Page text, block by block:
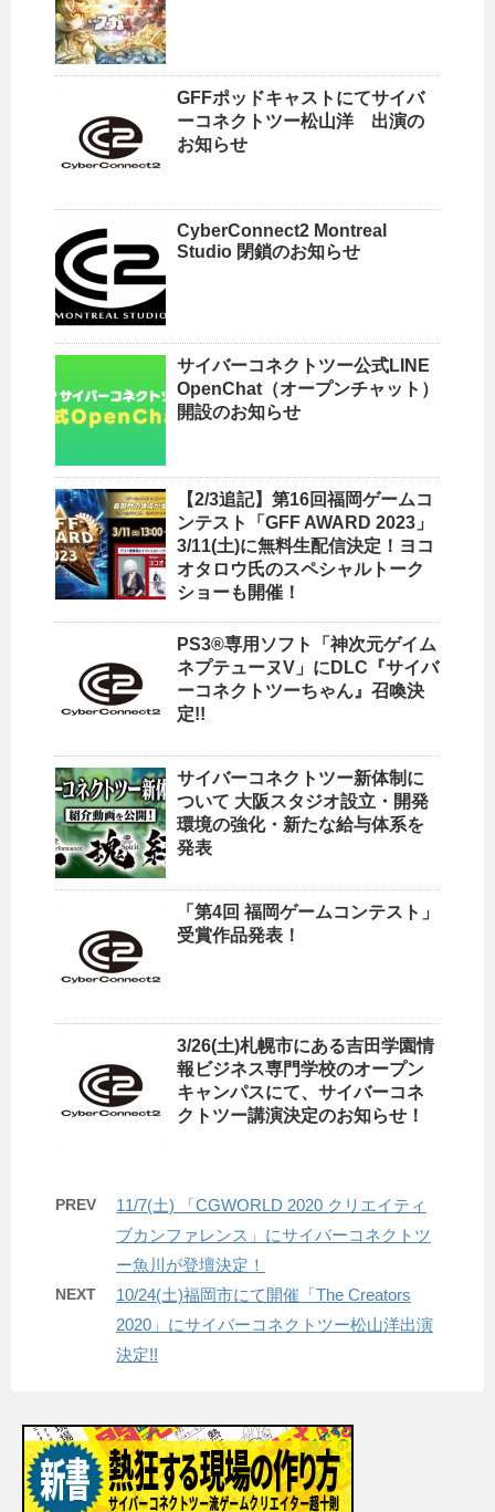
GFFポッドキャストにてサイバ
ーコネクトツー松山洋 出演の
お知らせ
CyberConnect2 Montreal
Studio 閉鎖のお知らせ
サイバーコネクトツー公式LINE
OpenChat（オープンチャット）
開設のお知らせ
【2/3追記】第16回福岡ゲームコ
ンテスト「GFF AWARD 2023」
3/11(土)に無料生配信決定！ヨコ
オタロウ氏のスペシャルトーク
ショーも開催！
PS3®専用ソフト「神次元ゲイム
ネプテューヌV」にDLC『サイバ
ーコネクトツーちゃん』召喚決
定!!
サイバーコネクトツー新体制に
ついて 大阪スタジオ設立・開発
環境の強化・新たな給与体系を
発表
「第4回 福岡ゲームコンテスト」
受賞作品発表！
3/26(土)札幌市にある吉田学園情
報ビジネス専門学校のオープン
キャンパスにて、サイバーコネ
クトツー講演決定のお知らせ！
PREV
11/7(土) 「CGWORLD 2020 クリエイティ
ブカンファレンス」にサイバーコネクトツ
ー魚川が登壇決定！
NEXT
10/24(土)福岡市にて開催「The Creators
2020」にサイバーコネクトツー松山洋出演
決定!!